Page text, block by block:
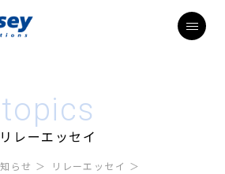
topics
リレーエッセイ
らせ
リレーエッセイ